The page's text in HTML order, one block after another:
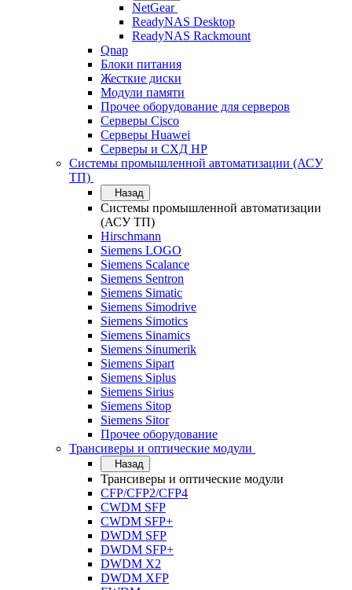
NetGear
ReadyNAS Desktop
ReadyNAS Rackmount
Qnap
Блоки питания
Жесткие диски
Модули памяти
Прочее оборудование для серверов
Серверы Cisco
Серверы Huawei
Серверы и СХД HP
Системы промышленной автоматизации (АСУ
ТП)
Назад
Системы промышленной автоматизации
(АСУ ТП)
Hirschmann
Siemens LOGO
Siemens Scalance
Siemens Sentron
Siemens Simatic
Siemens Simodrive
Siemens Simotics
Siemens Sinamics
Siemens Sinumerik
Siemens Sipart
Siemens Siplus
Siemens Sirius
Siemens Sitop
Siemens Sitor
Прочее оборудование
Трансиверы и оптические модули
Назад
Трансиверы и оптические модули
CFP/CFP2/CFP4
CWDM SFP
CWDM SFP+
DWDM SFP
DWDM SFP+
DWDM X2
DWDM XFP